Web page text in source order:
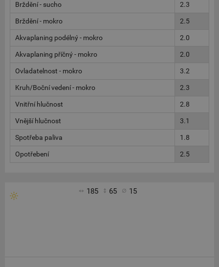
Brždění - sucho 2.3
Brždění - mokro 2.5
Akvaplaning podélný - mokro 2.0
Akvaplaning příčný - mokro 2.0
Ovladatelnost - mokro 3.2
Kruh/Boční vedení - mokro 2.3
Vnitřní hlučnost 2.8
Vnější hlučnost 3.1
Spotřeba paliva 1.8
Opotřebení 2.5
185 65 15